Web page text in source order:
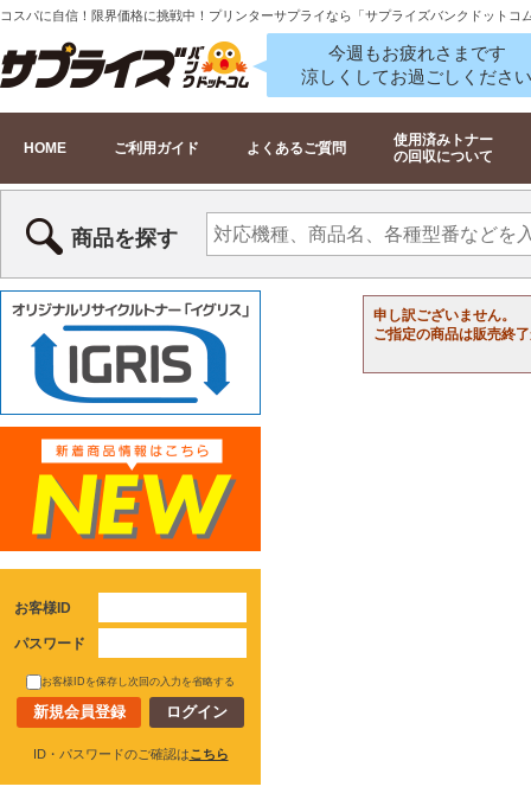
コスパに自信！限界価格に挑戦中！プリンターサプライなら「サプライズバンクドットコ
今週もお疲れさまです
涼しくしてお過ごしください
HOME ご利用ガイド よくあるご質問
使用済みトナー
の回収について
商品を探す
申し訳ございません。
ご指定の商品は販売終
お客様ID
パスワード
お客様IDを保存し次回の入力を省略する
新規会員登録
ID・パスワードのご確認はこちら